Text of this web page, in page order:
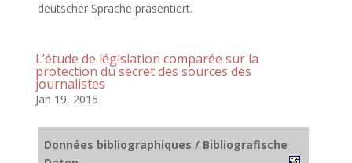
deutscher Sprache präsentiert.
L’étude de législation comparée sur la
protection du secret des sources des
journalistes
Jan 19, 2015
Données bibliographiques / Bibliografische